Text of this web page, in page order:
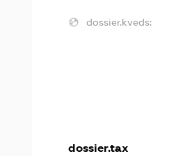
dossier.kveds:
dossier.tax